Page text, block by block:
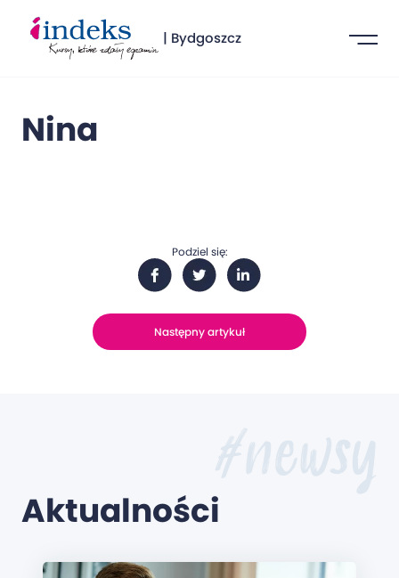
| Bydgoszcz
Nina
Podziel się:
Następny artykuł
Aktualności